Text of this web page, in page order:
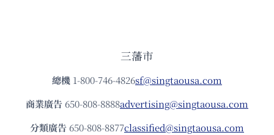
三藩市
總機 1-800-746-4826sf@singtaousa.com
商業廣告 650-808-8888advertising@singtaousa.com
分類廣告 650-808-8877classified@singtaousa.com